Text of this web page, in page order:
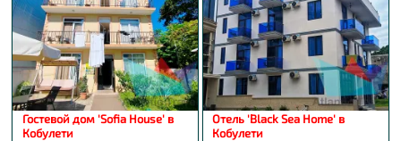
Гостевой дом 'Sofia House' в
Кобулети
Отель 'Black Sea Home' в
Кобулети